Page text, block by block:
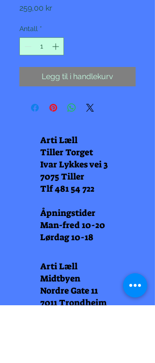
259,00 krPris
Antall *
Legg til i handlekurv
Arti Læll
Tiller Torget
Ivar Lykkes vei 3
7075 Tiller
Tlf481 54 722
Åpningstider
Man-fred 10-20
Lørdag 10-18
Arti Læll
Midtbyen
Nordre Gate 11
7011 Trondheim